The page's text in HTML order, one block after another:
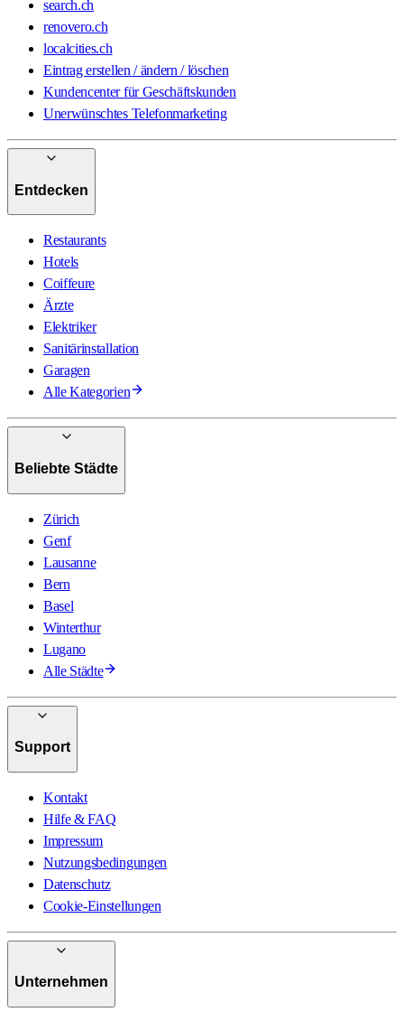
search.ch
renovero.ch
localcities.ch
Eintrag erstellen / ändern / löschen
Kundencenter für Geschäftskunden
Unerwünschtes Telefonmarketing
Entdecken
Restaurants
Hotels
Coiffeure
Ärzte
Elektriker
Sanitärinstallation
Garagen
Alle Kategorien
Beliebte Städte
Zürich
Genf
Lausanne
Bern
Basel
Winterthur
Lugano
Alle Städte
Support
Kontakt
Hilfe & FAQ
Impressum
Nutzungsbedingungen
Datenschutz
Cookie-Einstellungen
Unternehmen